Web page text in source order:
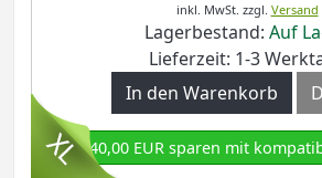
inkl. MwSt. zzgl. Versand
Lagerbestand: Auf
Lieferzeit: 1-3
In den Warenkorb
140,00 EUR sparen mit